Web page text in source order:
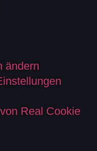
ändern
Real Cookie